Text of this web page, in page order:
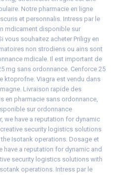
Notre pharmacie en ligne
et personnalis. Intress par le
mdicament disponible sur
vous souhaitez acheter Priligy en
non strodiens ou ains sont
mdicale. Il est important de
mg sans ordonnance. Cenforce 25
ktoprofne. Viagra est vendu dans
Livraison rapide des
en pharmacie sans ordonnance,
sur ordonnance
we have a reputation for dynamic
security logistics solutions
Isotank operations. Dosage et
have a reputation for dynamic and
security logistics solutions with
operations. Intress par le